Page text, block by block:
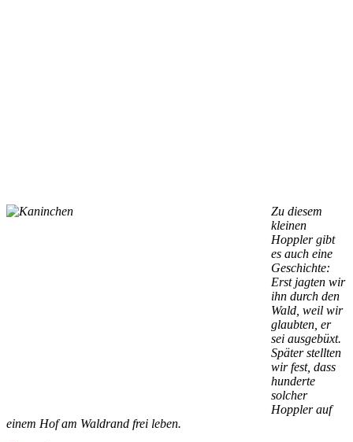
Zu diesem
kleinen
Hoppler gibt
es auch eine
Geschichte:
Erst jagten wir
ihn durch den
Wald, weil wir
glaubten, er
sei ausgebüxt.
Später stellten
wir fest, dass
hunderte
solcher
Hoppler auf
einem Hof am Waldrand frei leben.